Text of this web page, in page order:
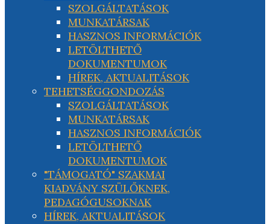
SZOLGÁLTATÁSOK
MUNKATÁRSAK
HASZNOS INFORMÁCIÓK
LETÖLTHETŐ
DOKUMENTUMOK
HÍREK, AKTUALITÁSOK
TEHETSÉGGONDOZÁS
SZOLGÁLTATÁSOK
MUNKATÁRSAK
HASZNOS INFORMÁCIÓK
LETÖLTHETŐ
DOKUMENTUMOK
"TÁMOGATÓ" SZAKMAI
KIADVÁNY SZÜLŐKNEK,
PEDAGÓGUSOKNAK
HÍREK, AKTUALITÁSOK